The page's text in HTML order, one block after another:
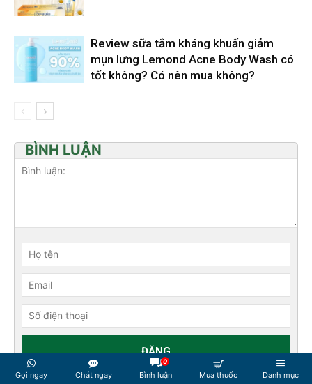
Review sữa tắm kháng khuẩn giảm
mụn lưng Lemond Acne Body Wash có
tốt không? Có nên mua không?
BÌNH LUẬN
Gọi ngay Chát ngay
0
Bình luận Mua thuốc Danh mục